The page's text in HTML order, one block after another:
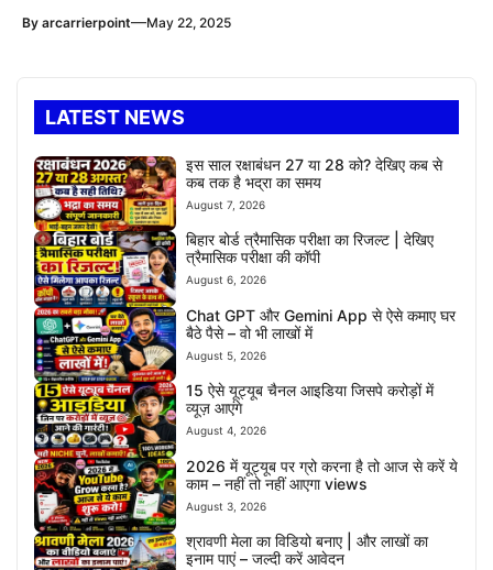
By arcarrierpoint—May 22, 2025
LATEST NEWS
इस साल रक्षाबंधन 27 या 28 को? देखिए कब से
कब तक है भद्रा का समय
August 7, 2026
बिहार बोर्ड त्रैमासिक परीक्षा का रिजल्ट | देखिए
त्रैमासिक परीक्षा की कॉपी
August 6, 2026
Chat GPT और Gemini App से ऐसे कमाए घर
बैठे पैसे – वो भी लाखों में
August 5, 2026
15 ऐसे यूट्यूब चैनल आइडिया जिसपे करोड़ों में
व्यूज़ आएंगे
August 4, 2026
2026 में यूट्यूब पर ग्रो करना है तो आज से करें ये
काम – नहीं तो नहीं आएगा views
August 3, 2026
श्रावणी मेला का विडियो बनाए | और लाखों का
इनाम पाएं – जल्दी करें आवेदन